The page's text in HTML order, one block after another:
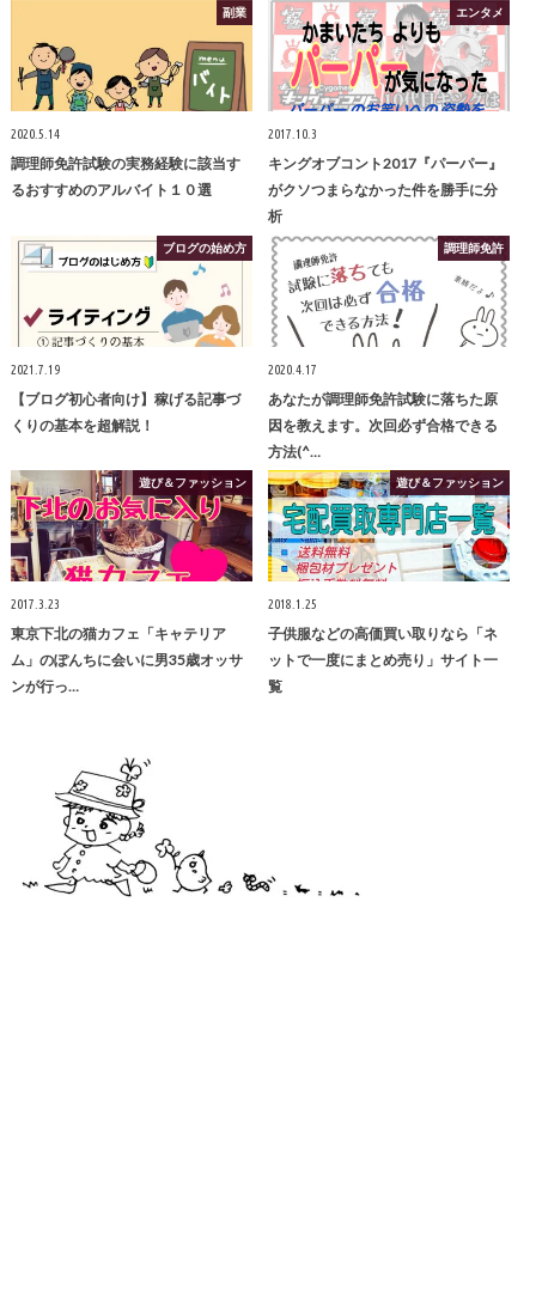
副業
2020.5.14
調理師免許試験の実務経験に該当す
るおすすめのアルバイト１０選
エンタメ
2017.10.3
キングオブコント2017『パーパー』
がクソつまらなかった件を勝手に分
析
ブログの始め方
2021.7.19
【ブログ初心者向け】稼げる記事づ
くりの基本を超解説！
調理師免許
2020.4.17
あなたが調理師免許試験に落ちた原
因を教えます。次回必ず合格できる
方法(^…
遊び＆ファッション
2017.3.23
東京下北の猫カフェ「キャテリア
ム」のぽんちに会いに男35歳オッサ
ンが行っ…
遊び＆ファッション
2018.1.25
子供服などの高価買い取りなら「ネ
ットで一度にまとめ売り」サイト一
覧